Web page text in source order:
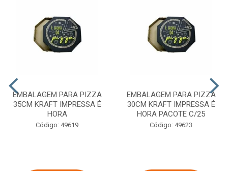
EMBALAGEM PARA PIZZA
35CM KRAFT IMPRESSA É
HORA
Código: 49619
EMBALAGEM PARA PIZZA
30CM KRAFT IMPRESSA É
HORA PACOTE C/25
Código: 49623